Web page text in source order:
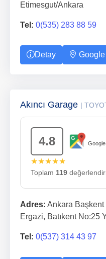
Etimesgut/Ankara
Tel: 0(535) 283 88 59
Detay
Akıncı Garage |
4.8
★★★★★
Toplam 119
Adres: Ankara
Ergazi, Batıkent No:25
Tel: 0(537) 314 43 97